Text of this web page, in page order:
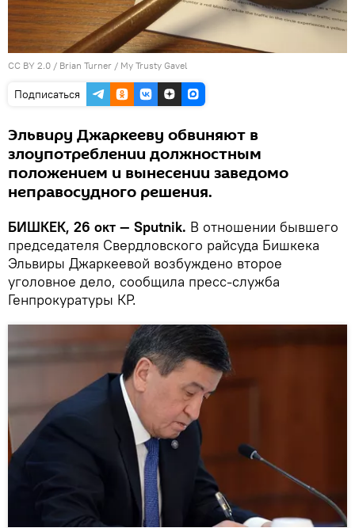
CC BY 2.0 / Brian Turner / My Trusty Gavel
Подписаться
Эльвиру Джаркееву обвиняют в
злоупотреблении должностным
положением и вынесении заведомо
неправосудного решения.
БИШКЕК, 26 окт — Sputnik. В отношении бывшего
председателя Свердловского райсуда Бишкека
Эльвиры Джаркеевой возбуждено второе
уголовное дело, сообщила пресс-служба
Генпрокуратуры КР.